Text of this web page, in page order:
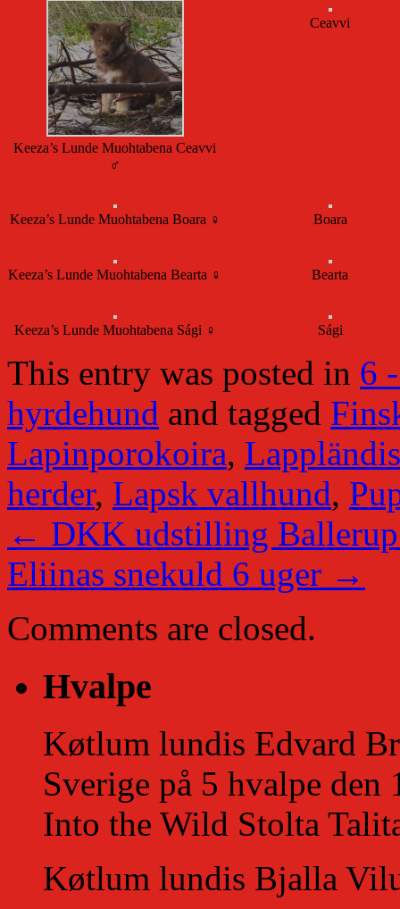
Keeza’s Lunde Muohtabena Ceavvi
♂
Ceavvi
Keeza’s Lunde Muohtabena Boara ♀ Boara
Keeza’s Lunde Muohtabena Bearta ♀ Bearta
Keeza’s Lunde Muohtabena Sági ♀ Sági
This entry was posted in 6
hyrdehund and tagged
Lapinporokoira,
herder, Lapsk vallhund,
← DKK udstilling
Eliinas snekuld 6 uger →
Comments are closed.
Hvalpe
Køtlum lundis Edvard
Sverige på 5 hvalpe
Into the Wild Stolta
Køtlum lundis Bjalla